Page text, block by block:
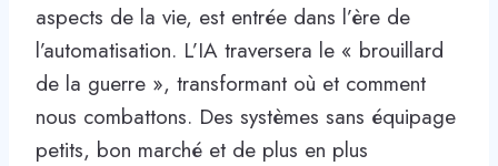
aspects de la vie, est entrée dans l’ère de
l’automatisation. L’IA traversera le « brouillard
de la guerre », transformant où et comment
nous combattons. Des systèmes sans équipage
petits, bon marché et de plus en plus